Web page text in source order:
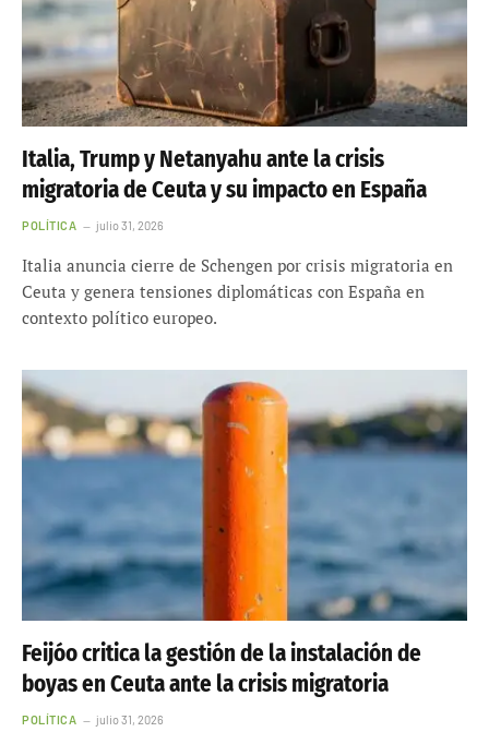
Italia, Trump y Netanyahu ante la crisis
migratoria de Ceuta y su impacto en España
POLÍTICA julio 31, 2026
Italia anuncia cierre de Schengen por crisis migratoria en
Ceuta y genera tensiones diplomáticas con España en
contexto político europeo.
Feijóo critica la gestión de la instalación de
boyas en Ceuta ante la crisis migratoria
POLÍTICA julio 31, 2026